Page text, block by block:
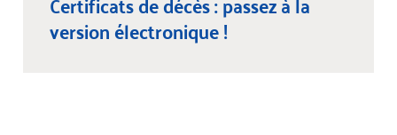
version électronique !